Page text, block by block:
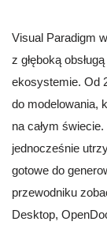
Visual Paradigm
z głęboką
ekosystemie. Od
do modelowania,
na całym
jednocześnie
gotowe do
przewodniku
Desktop,